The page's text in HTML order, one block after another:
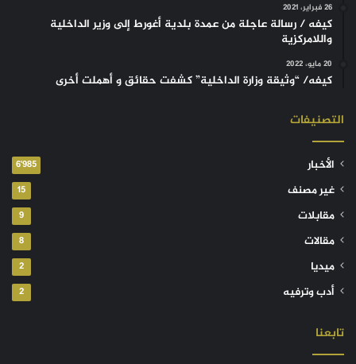
26 فبراير، 2021
كيفه / رسالة عاجلة من عمدة بلدية أغورط إلى وزير الداخلية
واللامركزية
20 مايو، 2022
كيفه/ “وثيقة وزارة الداخلية” كشفت حقائق و أهملت أخرى
التصنيفات
الأخبار 6٬985
غير مصنف 15
مقابلات 9
مقالات 8
ميديا 2
أدب وترفيه 2
تابعنا